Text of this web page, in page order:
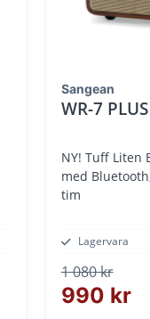
Sangean
WR-7 PLUS
NY! Tuff Liten
med
tim
Lagervara
1 080 kr
990 kr